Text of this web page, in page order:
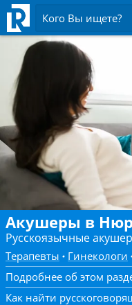
Кого Вы ищете?
Акушеры в
Русскоязычные
Терапевты Гинекологи
Подробнее об этом
Как найти